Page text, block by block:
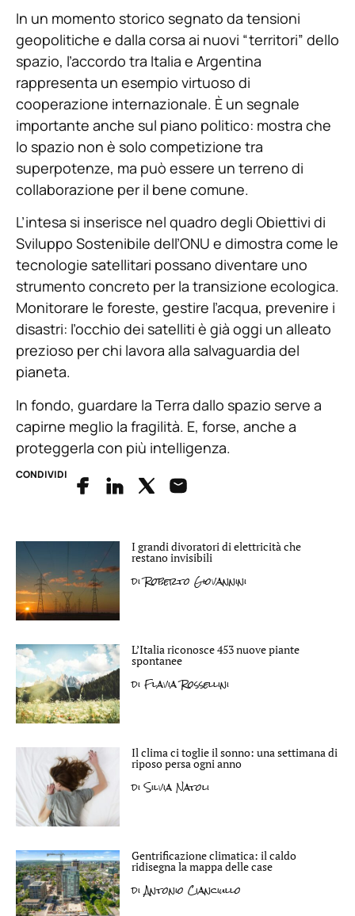
In un momento storico segnato da tensioni
geopolitiche e dalla corsa ai nuovi “territori” dello
spazio, l’accordo tra Italia e Argentina
rappresenta un esempio virtuoso di
cooperazione internazionale. È un segnale
importante anche sul piano politico: mostra che
lo spazio non è solo competizione tra
superpotenze, ma può essere un terreno di
collaborazione per il bene comune.
L’intesa si inserisce nel quadro degli Obiettivi di
Sviluppo Sostenibile dell’ONU e dimostra come le
tecnologie satellitari possano diventare uno
strumento concreto per la transizione ecologica.
Monitorare le foreste, gestire l’acqua, prevenire i
disastri: l’occhio dei satelliti è già oggi un alleato
prezioso per chi lavora alla salvaguardia del
pianeta.
In fondo, guardare la Terra dallo spazio serve a
capirne meglio la fragilità. E, forse, anche a
proteggerla con più intelligenza.
CONDIVIDI
I grandi divoratori di elettricità che
restano invisibili
diRoberto Giovannini
L’Italia riconosce 453 nuove piante
spontanee
di Flavia Rossellini
Il clima ci toglie il sonno: una settimana di
riposo persa ogni anno
diSilvia Natoli
Gentrificazione climatica: il caldo
ridisegna la mappa delle case
diAntonio Cianciullo